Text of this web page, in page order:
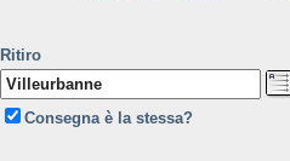
Ritiro
Consegna è la stessa?